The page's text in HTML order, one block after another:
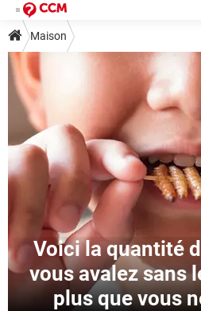
Maison
Voici la quantité
vous avalez sans
plus que vous